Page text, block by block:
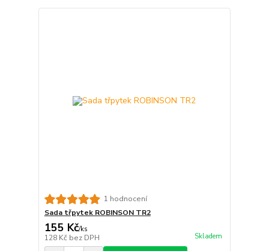
1 hodnocení
Sada třpytek ROBINSON TR2
155 Kč/ks
128 Kč bez DPH Skladem